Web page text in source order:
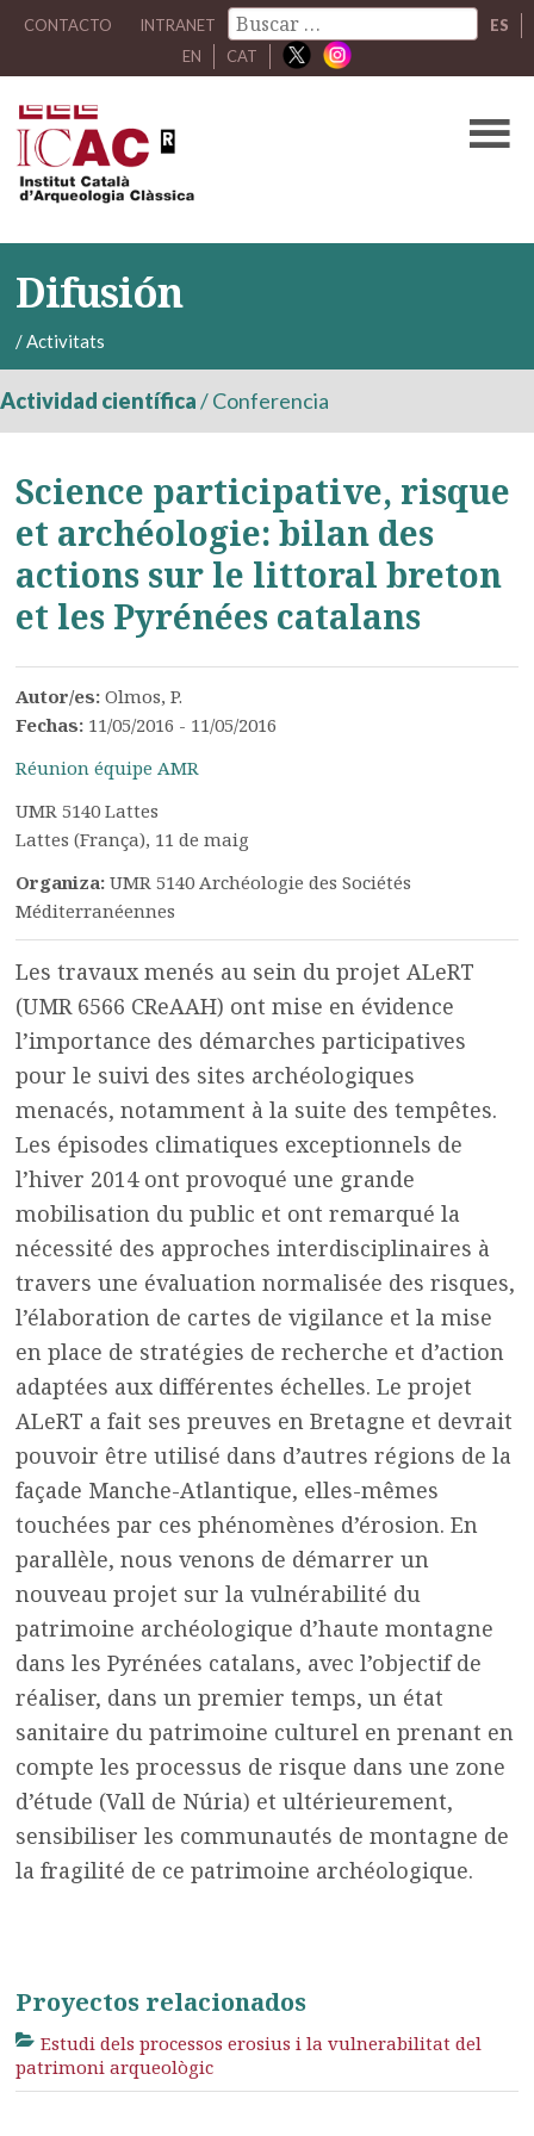
CONTACTO INTRANET
ES
EN
CAT
Difusión
/Activitats
Actividad científica/Conferencia
Science participative, risque
et archéologie: bilan des
actions sur le littoral breton
et les Pyrénées catalans
Autor/es:Olmos, P.
Fechas: 11/05/2016 - 11/05/2016
Réunion équipe AMR
UMR 5140 Lattes
Lattes (França), 11 de maig
Organiza:UMR 5140 Archéologie des Sociétés
Méditerranéennes
Les travaux menés au sein du projet ALeRT
(UMR 6566 CReAAH) ont mise en évidence
l’importance des démarches participatives
pour le suivi des sites archéologiques
menacés, notamment à la suite des tempêtes.
Les épisodes climatiques exceptionnels de
l’hiver 2014 ont provoqué une grande
mobilisation du public et ont remarqué la
nécessité des approches interdisciplinaires à
travers une évaluation normalisée des risques,
l’élaboration de cartes de vigilance et la mise
en place de stratégies de recherche et d’action
adaptées aux différentes échelles. Le projet
ALeRT a fait ses preuves en Bretagne et devrait
pouvoir être utilisé dans d’autres régions de la
façade Manche-Atlantique, elles-mêmes
touchées par ces phénomènes d’érosion. En
parallèle, nous venons de démarrer un
nouveau projet sur la vulnérabilité du
patrimoine archéologique d’haute montagne
dans les Pyrénées catalans, avec l’objectif de
réaliser, dans un premier temps, un état
sanitaire du patrimoine culturel en prenant en
compte les processus de risque dans une zone
d’étude (Vall de Núria) et ultérieurement,
sensibiliser les communautés de montagne de
la fragilité de ce patrimoine archéologique.
Proyectos relacionados
Estudi dels processos erosius i la vulnerabilitat del
patrimoni arqueològic